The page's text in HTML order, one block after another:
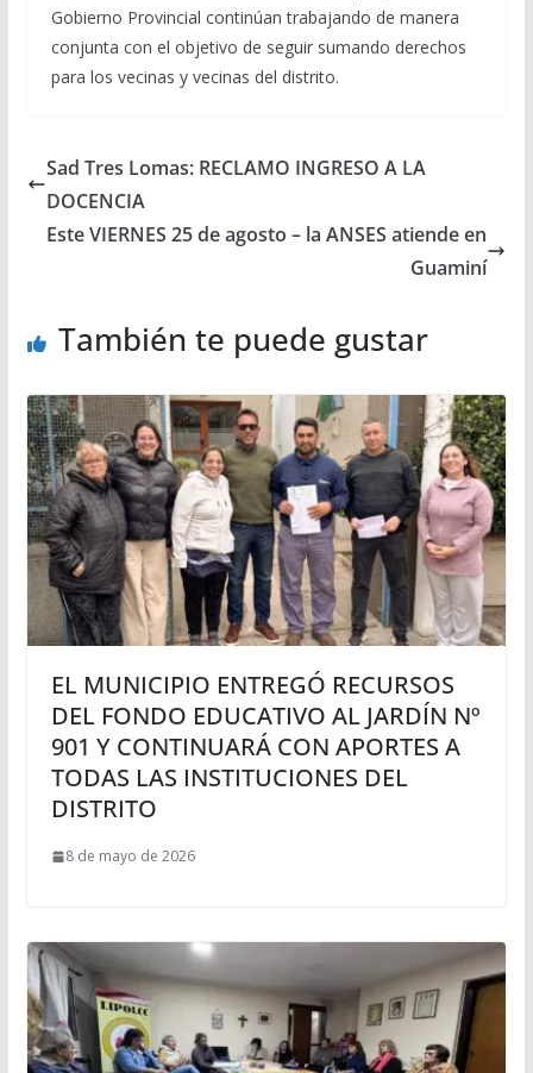
Gobierno Provincial continúan trabajando de manera
conjunta con el objetivo de seguir sumando derechos
para los vecinas y vecinas del distrito.
Sad Tres Lomas: RECLAMO INGRESO A LA
DOCENCIA
Este VIERNES 25 de agosto – la ANSES atiende en
Guaminí
También te puede gustar
EL MUNICIPIO ENTREGÓ RECURSOS
DEL FONDO EDUCATIVO AL JARDÍN Nº
901 Y CONTINUARÁ CON APORTES A
TODAS LAS INSTITUCIONES DEL
DISTRITO
8 de mayo de 2026